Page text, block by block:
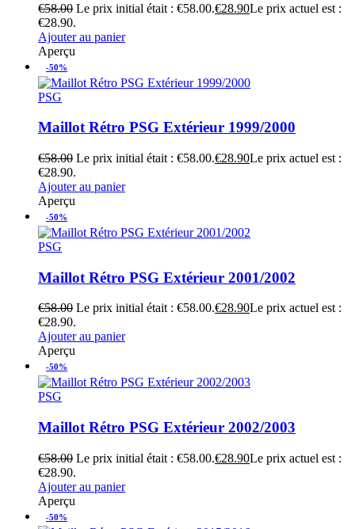
€58.00 Le prix initial était : €58.00.€28.90Le prix actuel est :
€28.90.
Ajouter au panier
Aperçu
-50%
PSG
Maillot Rétro PSG Extérieur 1999/2000
€58.00 Le prix initial était : €58.00.€28.90Le prix actuel est :
€28.90.
Ajouter au panier
Aperçu
-50%
PSG
Maillot Rétro PSG Extérieur 2001/2002
€58.00 Le prix initial était : €58.00.€28.90Le prix actuel est :
€28.90.
Ajouter au panier
Aperçu
-50%
PSG
Maillot Rétro PSG Extérieur 2002/2003
€58.00 Le prix initial était : €58.00.€28.90Le prix actuel est :
€28.90.
Ajouter au panier
Aperçu
-50%